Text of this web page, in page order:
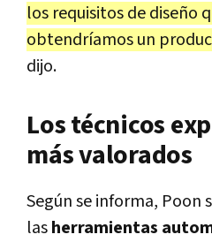
los requisitos de diseño
obtendríamos un
dijo.
Los técnicos
más valorados
Según se informa, Poon
lasherramientas